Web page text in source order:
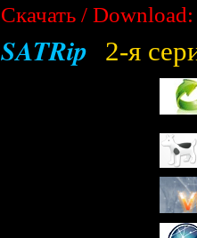
Скачать / Download:
SATRip 2-я